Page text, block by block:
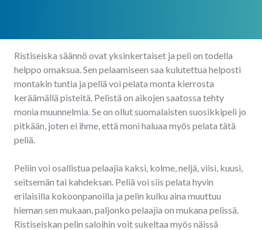
Ristiseiska säännö ovat yksinkertaiset ja peli on todella
helppo omaksua. Sen pelaamiseen saa kulutettua helposti
montakin tuntia ja peliä voi pelata monta kierrosta
keräämällä pisteitä. Pelistä on aikojen saatossa tehty
monia muunnelmia. Se on ollut suomalaisten suosikkipeli jo
pitkään, joten ei ihme, että moni haluaa myös pelata tätä
peliä.
Peliin voi osallistua pelaajia kaksi, kolme, neljä, viisi, kuusi,
seitsemän tai kahdeksan. Peliä voi siis pelata hyvin
erilaisilla kokoonpanoilla ja pelin kulku aina muuttuu
hieman sen mukaan, paljonko pelaajia on mukana pelissä.
Ristiseiskan pelin saloihin voit sukeltaa myös näissä